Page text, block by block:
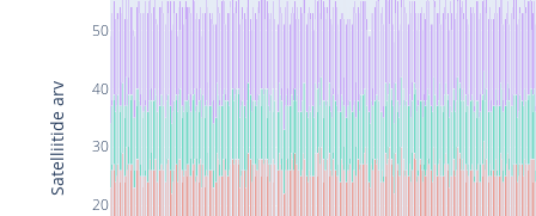
20
30
40
50
Satelliitide arv